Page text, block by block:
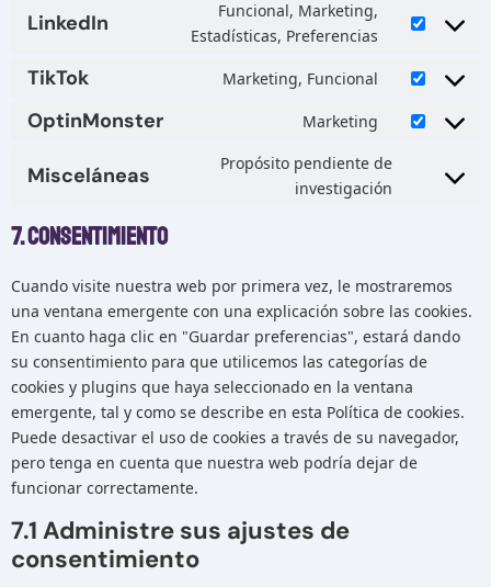
LinkedIn
Funcional, Marketing,
Estadísticas, Preferencias
TikTok Marketing, Funcional
OptinMonster Marketing
Misceláneas
Propósito pendiente de
investigación
7. Consentimiento
Cuando visite nuestra web por primera vez, le mostraremos
una ventana emergente con una explicación sobre las cookies.
En cuanto haga clic en "Guardar preferencias", estará dando
su consentimiento para que utilicemos las categorías de
cookies y plugins que haya seleccionado en la ventana
emergente, tal y como se describe en esta Política de cookies.
Puede desactivar el uso de cookies a través de su navegador,
pero tenga en cuenta que nuestra web podría dejar de
funcionar correctamente.
7.1 Administre sus ajustes de
consentimiento